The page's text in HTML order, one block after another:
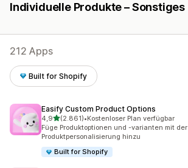
Individuelle Produkte – Sonstiges
212 Apps
Built for Shopify
Easify Custom Product Options
4,9von 5 Sternen
(2.861)
2861 Rezensionen insgesamt
•Kostenloser Plan verfügbar
Füge Produktoptionen und -varianten mit der
Produktpersonalisierung hinzu
Built for Shopify